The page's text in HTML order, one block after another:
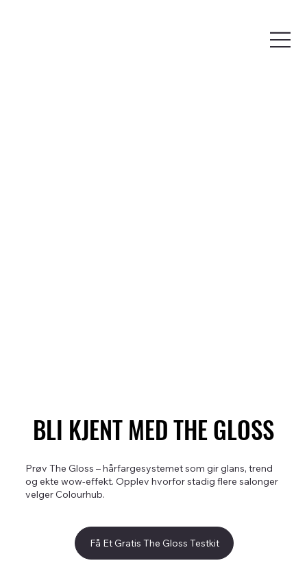
BLI KJENT MED THE GLOSS
BLI KJENT MED THE GLOSS
Prøv The Gloss – hårfargesystemet som gir glans, trend
og ekte wow-effekt. Opplev hvorfor stadig flere salonger
velger Colourhub.
Få Et Gratis The Gloss Testkit